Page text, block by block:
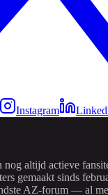
Instagram
nog altijd actieve
gemaakt sinds
AZ-forum — al